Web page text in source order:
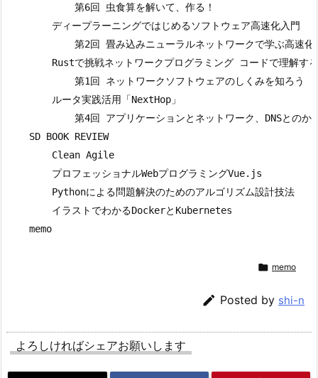
            第6回 虫食算を解いて、作る！
        ディープラーニングではじめるソフトウェア高速化入門
第2回 畳み込みニューラルネットワークで学ぶ高速化
Rustで挑戦ネットワークプログラミング コードで理解す
            第1回 ネットワークソフトウェアのしくみを知ろう
        ルータ実践活用「NextHop」
第4回 アプリケーションとネットワーク、DNSとのか
    SD BOOK REVIEW
        Clean Agile
        プロフェッショナルWebプログラミングVue.js
        Pythonによる問題解決のためのアルゴリズム設計技法
        イラストでわかるDockerとKubernetes
 memo
 Posted by shi-n
よろしければシェアお願いします